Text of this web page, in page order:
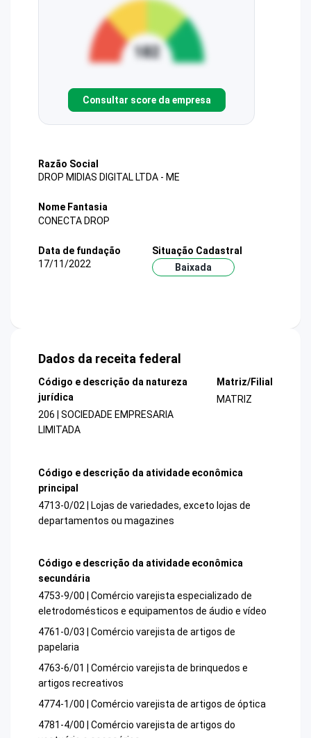
Consultar score da empresa
Razão Social
DROP MIDIAS DIGITAL LTDA - ME
Nome Fantasia
CONECTA DROP
Data de fundação
17/11/2022
Situação Cadastral
Baixada
Dados da receita federal
Código e descrição da natureza
jurídica
206 | SOCIEDADE EMPRESARIA
LIMITADA
Matriz/Filial
MATRIZ
Código e descrição da atividade econômica
principal
4713-0/02 | Lojas de variedades, exceto lojas de
departamentos ou magazines
Código e descrição da atividade econômica
secundária
4753-9/00 | Comércio varejista especializado de
eletrodomésticos e equipamentos de áudio e vídeo
4761-0/03 | Comércio varejista de artigos de
papelaria
4763-6/01 | Comércio varejista de brinquedos e
artigos recreativos
4774-1/00 | Comércio varejista de artigos de óptica
4781-4/00 | Comércio varejista de artigos do